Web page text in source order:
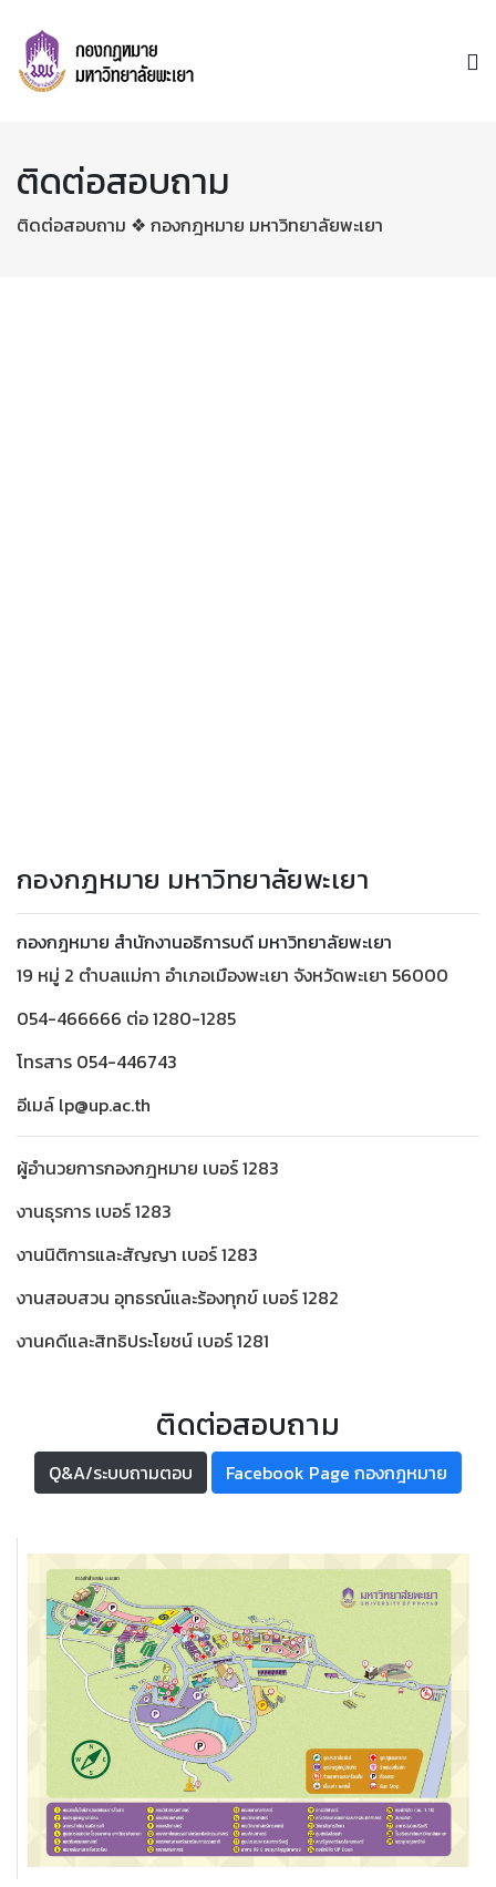
ติดต่อสอบถาม
ติดต่อสอบถาม ❖ กองกฎหมาย มหาวิทยาลัยพะเยา
กองกฎหมาย มหาวิทยาลัยพะเยา
กองกฎหมาย สำนักงานอธิการบดี มหาวิทยาลัยพะเยา
19 หมู่ 2 ตำบลแม่กา อำเภอเมืองพะเยา จังหวัดพะเยา 56000
054-466666 ต่อ 1280-1285
โทรสาร 054-446743
อีเมล์ lp@up.ac.th
ผู้อำนวยการกองกฎหมาย เบอร์ 1283
งานธุรการ เบอร์ 1283
งานนิติการและสัญญา เบอร์ 1283
งานสอบสวน อุทธรณ์และร้องทุกข์ เบอร์ 1282
งานคดีและสิทธิประโยชน์ เบอร์ 1281
ติดต่อสอบถาม
Q&A/ระบบถามตอบ Facebook Page กองกฎหมาย